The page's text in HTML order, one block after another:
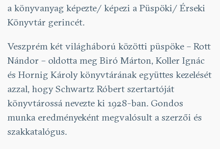
a könyvanyag képezte/ képezi a Püspöki/ Érseki
Könyvtár gerincét.
Veszprém két világháború közötti püspöke – Rott
Nándor – oldotta meg Biró Márton, Koller Ignác
és Hornig Károly könyvtárának együttes kezelését
azzal, hogy Schwartz Róbert szertartóját
könyvtárossá nevezte ki 1928-ban. Gondos
munka eredményeként megvalósult a szerzői és
szakkatalógus.